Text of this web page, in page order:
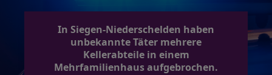
In Siegen-Niederschelden haben
unbekannte Täter mehrere
Kellerabteile in einem
Mehrfamilienhaus aufgebrochen.